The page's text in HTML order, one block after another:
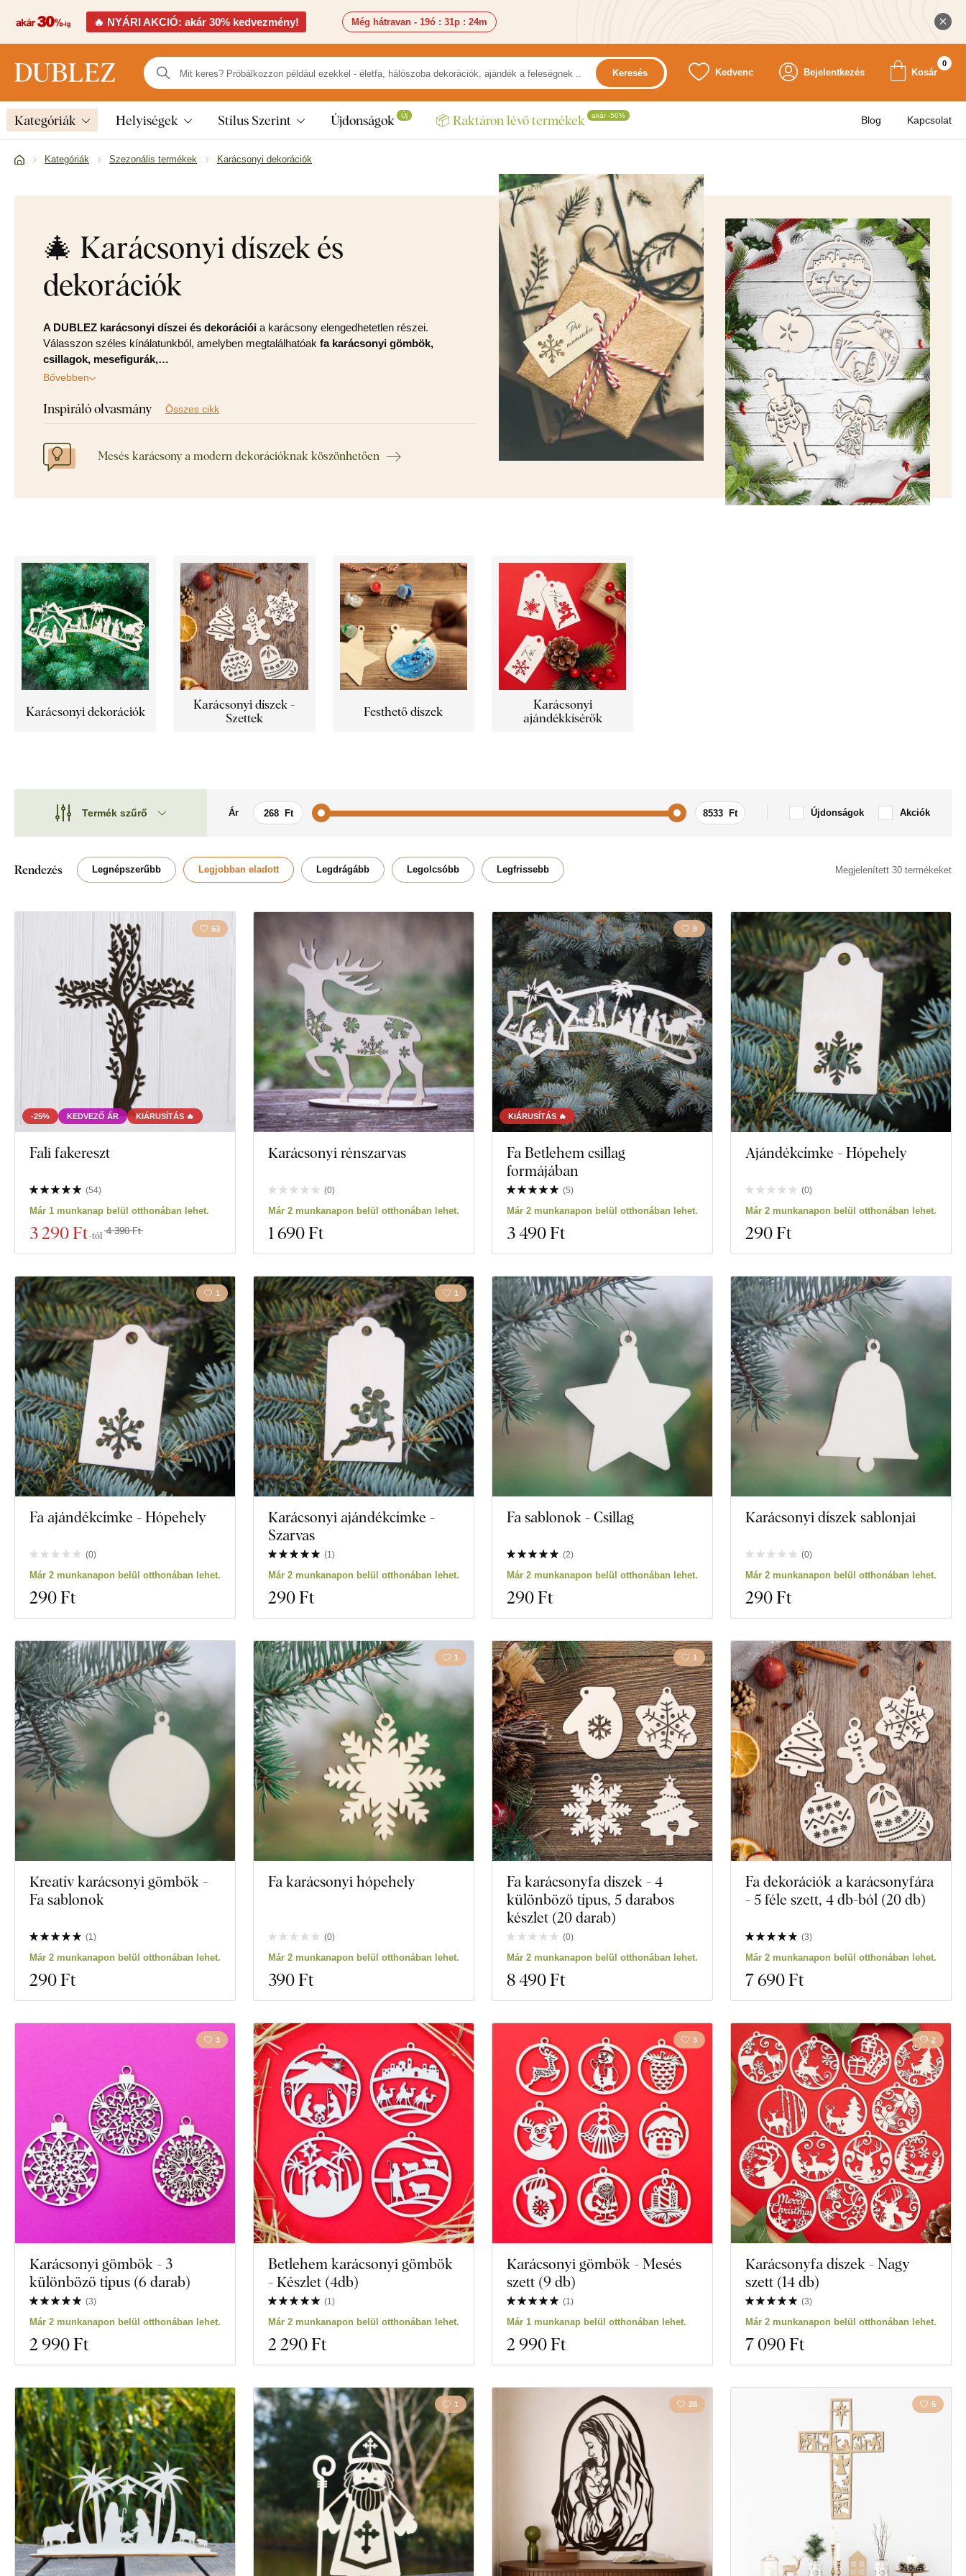
🔥 NYÁRI AKCIÓ: akár 30% kedvezmény! Még hátravan - 19ó : 31p : 22m
Keresés Kedvenc Bejelentkezés Kosár
0
Kategóriák Helyiségek Stílus Szerint Újdonságok Új 📦 Raktáron lévő termékek akár -50% Blog Kapcsolat
Kategóriák Szezonális termékek Karácsonyi dekorációk
🎄 Karácsonyi díszek és
dekorációk
A DUBLEZ karácsonyi díszei és dekorációi a karácsony elengedhetetlen részei.
Válasszon széles kínálatunkból, amelyben megtalálhatóak fa karácsonyi gömbök,
csillagok, mesefigurák,…
Bővebben
Inspiráló olvasmány Összes cikk
Mesés karácsony a modern dekorációknak köszönhetően
Karácsonyi dekorációk
Karácsonyi díszek -
Szettek
Festhető díszek
Karácsonyi
ajándékkísérők
Termék szűrő
Motívum
Orientáció
Gyártástechnológia
Exkluzivitás
Vastagság
Ár Újdonságok Akciók
Motívum
Kereszténység Mandala
Megjeleníteni 30 termékeket Szűrő bezárása
Rendezés Legnépszerűbb Legjobban eladott Legdrágább Legolcsóbb Legfrissebb Megjelenített 30 termékeket
-25% KEDVEZŐ ÁR KIÁRUSÍTÁS 🔥
53
Fali fakereszt
(54)
Már 1 munkanap belül otthonában lehet.
3 290 Ft-tól 4 390 Ft
Karácsonyi rénszarvas
(0)
Már 2 munkanapon belül otthonában lehet.
1 690 Ft
KIÁRUSÍTÁS 🔥
8
Fa Betlehem csillag
formájában
(5)
Már 2 munkanapon belül otthonában lehet.
3 490 Ft
Ajándékcímke - Hópehely
(0)
Már 2 munkanapon belül otthonában lehet.
290 Ft
1
Fa ajándékcímke - Hópehely
(0)
Már 2 munkanapon belül otthonában lehet.
290 Ft
1
Karácsonyi ajándékcímke -
Szarvas
(1)
Már 2 munkanapon belül otthonában lehet.
290 Ft
Fa sablonok - Csillag
(2)
Már 2 munkanapon belül otthonában lehet.
290 Ft
Karácsonyi díszek sablonjai
(0)
Már 2 munkanapon belül otthonában lehet.
290 Ft
Kreatív karácsonyi gömbök -
Fa sablonok
(1)
Már 2 munkanapon belül otthonában lehet.
290 Ft
1
Fa karácsonyi hópehely
(0)
Már 2 munkanapon belül otthonában lehet.
390 Ft
1
Fa karácsonyfa díszek - 4
különböző típus, 5 darabos
készlet (20 darab)
(0)
Már 2 munkanapon belül otthonában lehet.
8 490 Ft
Fa dekorációk a karácsonyfára
- 5 féle szett, 4 db-ból (20 db)
(3)
Már 2 munkanapon belül otthonában lehet.
7 690 Ft
3
Karácsonyi gömbök - 3
különböző típus (6 darab)
(3)
Már 2 munkanapon belül otthonában lehet.
2 990 Ft
Betlehem karácsonyi gömbök
- Készlet (4db)
(1)
Már 2 munkanapon belül otthonában lehet.
2 290 Ft
3
Karácsonyi gömbök - Mesés
szett (9 db)
(1)
Már 1 munkanap belül otthonában lehet.
2 990 Ft
2
Karácsonyfa díszek - Nagy
szett (14 db)
(3)
Már 2 munkanapon belül otthonában lehet.
7 090 Ft
1 26 5